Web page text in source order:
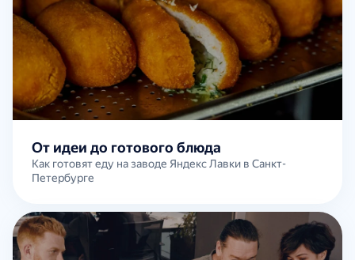
От идеи до готового блюда
Как готовят еду на заводе Яндекс Лавки в Санкт-
Петербурге